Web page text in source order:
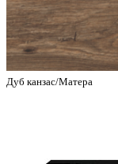
Дуб канзас/Матера